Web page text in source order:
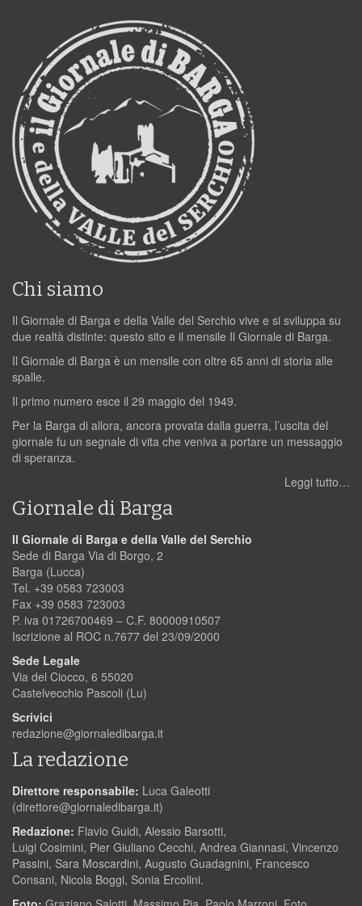
Chi siamo
Il Giornale di Barga e della Valle del Serchio vive e si sviluppa su
due realtà distinte: questo sito e il mensile Il Giornale di Barga.
Il Giornale di Barga è un mensile con oltre 65 anni di storia alle
spalle.
Il primo numero esce il 29 maggio del 1949.
Per la Barga di allora, ancora provata dalla guerra, l’uscita del
giornale fu un segnale di vita che veniva a portare un messaggio
di speranza.
Leggi tutto…
Giornale di Barga
Il Giornale di Barga e della Valle del Serchio
Sede di Barga Via di Borgo, 2
Barga (Lucca)
Tel. +39 0583 723003
Fax +39 0583 723003
P. iva 01726700469 – C.F. 80000910507
Iscrizione al ROC n.7677 del 23/09/2000
Sede Legale
Via del Ciocco, 6 55020
Castelvecchio Pascoli (Lu)
Scrivici
redazione@giornaledibarga.it
La redazione
Direttore responsabile: Luca Galeotti
(direttore@giornaledibarga.it)
Redazione: Flavio Guidi, Alessio Barsotti,
Luigi Cosimini, Pier Giuliano Cecchi, Andrea Giannasi, Vincenzo
Passini, Sara Moscardini, Augusto Guadagnini, Francesco
Consani, Nicola Boggi, Sonia Ercolini.